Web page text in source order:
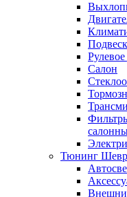
Салон
Тюнинг